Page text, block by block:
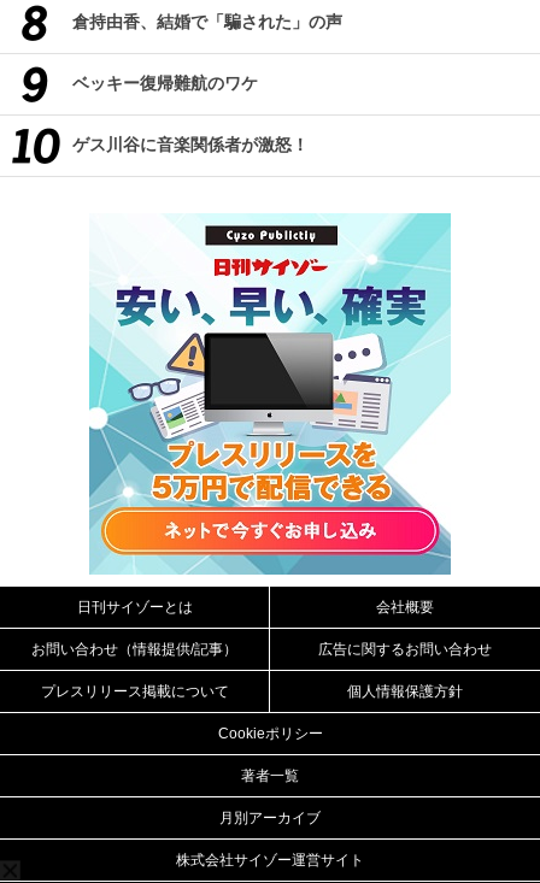
倉持由香、結婚で「騙された」の声
ベッキー復帰難航のワケ
ゲス川谷に音楽関係者が激怒！
日刊サイゾーとは 会社概要
お問い合わせ（情報提供/記事） 広告に関するお問い合わせ
プレスリリース掲載について 個人情報保護方針
Cookieポリシー
著者一覧
月別アーカイブ
株式会社サイゾー運営サイト